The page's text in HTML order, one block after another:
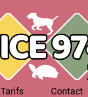
Tarifs Contact